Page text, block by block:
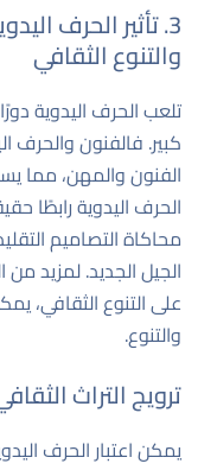
3. تأثير الحرف
والتنوع الثقافي
تلعب الحرف اليدوية
كبير. فالفنون والحرف
الفنون والمهن، مما
الحرف اليدوية رابطًا
محاكاة التصاميم
الجيل الجديد. لمزيد
على التنوع الثقافي،
والتنوع.
ترويج التراث
يمكن اعتبار الحرف